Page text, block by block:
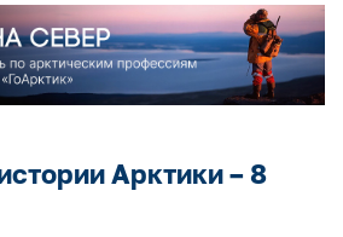
Арктики – 8